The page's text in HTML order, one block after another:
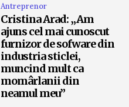
Antreprenor
Cristina Arad: „Am
ajuns cel mai cunoscut
furnizor de sofware din
industria sticlei,
muncind mult ca
momârlanii din
neamul meu”